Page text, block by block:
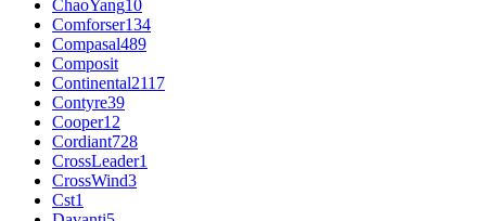
ChaoYang10
Comforser134
Compasal489
Composit
Continental2117
Contyre39
Cooper12
Cordiant728
CrossLeader1
CrossWind3
Cst1